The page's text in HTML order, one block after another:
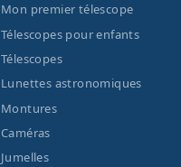
Mon premier télescope
Télescopes pour enfants
Télescopes
Lunettes astronomiques
Montures
Caméras
Jumelles